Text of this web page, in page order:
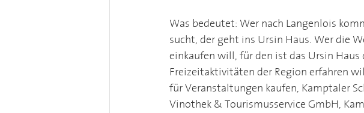
Was bedeutet: Wer nach Langenlois
sucht, der geht ins Ursin Haus. Wer die
einkaufen will, für den ist das Ursin
Freizeitaktivitäten der Region erfahren
für Veranstaltungen kaufen, Kamptaler
Vinothek & Tourismusservice GmbH,